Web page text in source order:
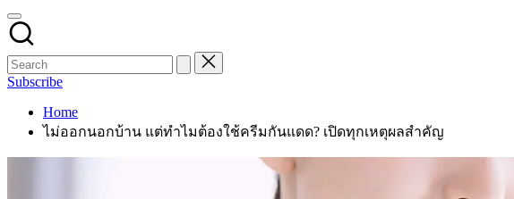
Subscribe
Home
ไม่ออกนอกบ้าน แต่ทำไมต้องใช้ครีมกันแดด? เปิดทุกเหตุผลสำคัญ